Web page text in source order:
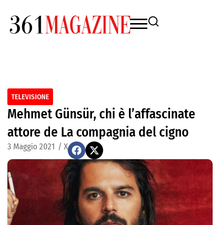
TELEVISIONE
Mehmet Günsür, chi è l’affascinate
attore de La compagnia del cigno
3 Maggio 2021 / X